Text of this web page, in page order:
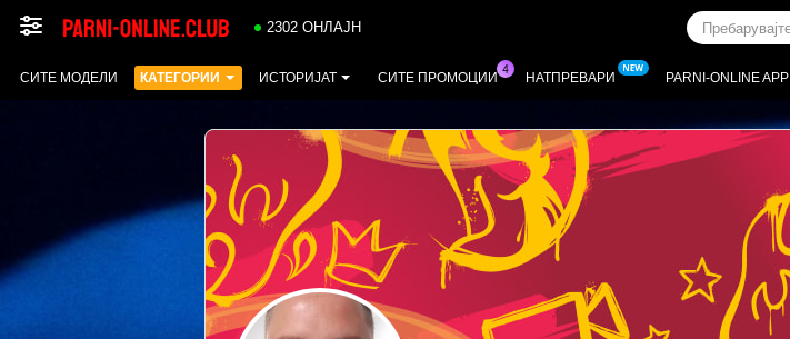
2302 ОНЛАЈН
СИТЕ МОДЕЛИ КАТЕГОРИИ ИСТОРИЈАТ СИТЕ ПРОМОЦИИ НАТПРЕВАРИ PARNI-ONLINE APP